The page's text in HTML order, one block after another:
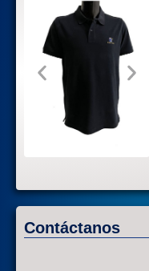
Contáctanos